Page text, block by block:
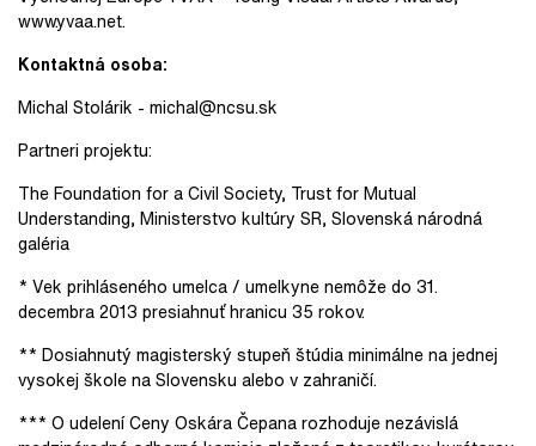
www.yvaa.net.
Kontaktná osoba:
Michal Stolárik ­‑ michal@ncsu.sk
Partneri projektu:
The Foundation for a Civil Society, Trust for Mutual
Understanding, Ministerstvo kultúry SR, Slovenská národná
galéria
* Vek prihláseného umelca / umelkyne nemôže do 31.
decembra 2013 presiahnuť hranicu 35 rokov.
** Dosiahnutý magisterský stupeň štúdia minimálne na jednej
vysokej škole na Slovensku alebo v zahraničí.
*** O udelení Ceny Oskára Čepana rozhoduje nezávislá